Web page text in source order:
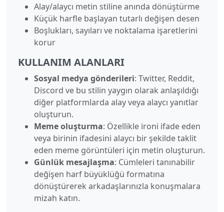
Alay/alaycı metin stiline anında dönüştürme
Küçük harfle başlayan tutarlı değişen desen
Boşlukları, sayıları ve noktalama işaretlerini
korur
KULLANIM ALANLARI
Sosyal medya gönderileri: Twitter, Reddit,
Discord ve bu stilin yaygın olarak anlaşıldığı
diğer platformlarda alay veya alaycı yanıtlar
oluşturun.
Meme oluşturma: Özellikle ironi ifade eden
veya birinin ifadesini alaycı bir şekilde taklit
eden meme görüntüleri için metin oluşturun.
Günlük mesajlaşma: Cümleleri tanınabilir
değişen harf büyüklüğü formatına
dönüştürerek arkadaşlarınızla konuşmalara
mizah katın.